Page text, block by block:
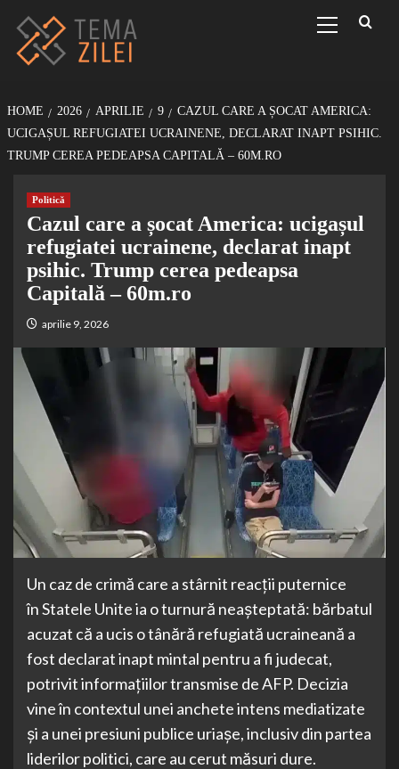
conținut
Menu
HOME 2026 APRILIE 9
CAZUL CARE A ȘOCAT AMERICA:
UCIGAȘUL REFUGIATEI UCRAINENE, DECLARAT INAPT PSIHIC.
TRUMP CEREA PEDEAPSA CAPITALĂ – 60M.RO
Politică
Cazul care a șocat America: ucigașul
refugiatei ucrainene, declarat inapt
psihic. Trump cerea pedeapsa
Capitală – 60m.ro
aprilie 9, 2026
Un caz de crimă care a stârnit reacții puternice
în Statele Unite ia o turnură neașteptată: bărbatul
acuzat că a ucis o tânără refugiată ucraineană a
fost declarat inapt mintal pentru a fi judecat,
potrivit informațiilor transmise de AFP. Decizia
vine în contextul unei anchete intens mediatizate
și a unei presiuni publice uriașe, inclusiv din partea
liderilor politici, care au cerut măsuri dure.